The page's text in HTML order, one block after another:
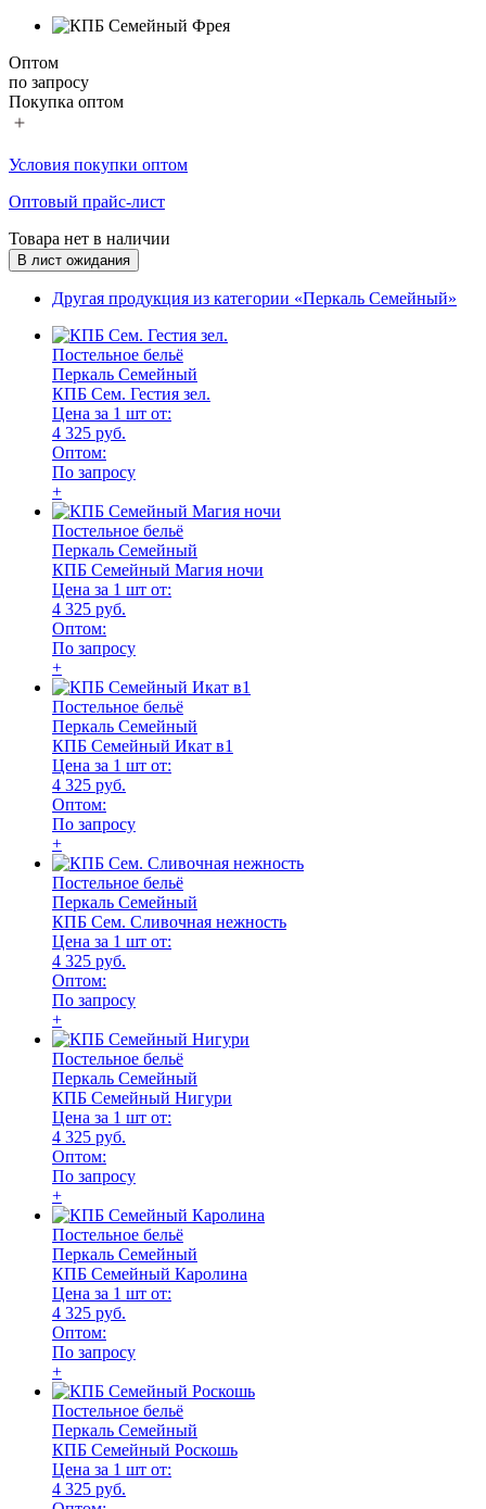
Оптом
по запросу
Покупка оптом
Условия покупки оптом
Оптовый прайс-лист
Товара нет в наличии
В лист ожидания
Другая продукция из категории «Перкаль Семейный»
Постельное бельё
Перкаль Семейный
КПБ Сем. Гестия зел.
Цена за 1 шт от:
4 325 руб.
Оптом:
По запросу
+
Постельное бельё
Перкаль Семейный
КПБ Семейный Магия ночи
Цена за 1 шт от:
4 325 руб.
Оптом:
По запросу
+
Постельное бельё
Перкаль Семейный
КПБ Семейный Икат в1
Цена за 1 шт от:
4 325 руб.
Оптом:
По запросу
+
Постельное бельё
Перкаль Семейный
КПБ Сем. Сливочная нежность
Цена за 1 шт от:
4 325 руб.
Оптом:
По запросу
+
Постельное бельё
Перкаль Семейный
КПБ Семейный Нигури
Цена за 1 шт от:
4 325 руб.
Оптом:
По запросу
+
Постельное бельё
Перкаль Семейный
КПБ Семейный Каролина
Цена за 1 шт от:
4 325 руб.
Оптом:
По запросу
+
Постельное бельё
Перкаль Семейный
КПБ Семейный Роскошь
Цена за 1 шт от:
4 325 руб.